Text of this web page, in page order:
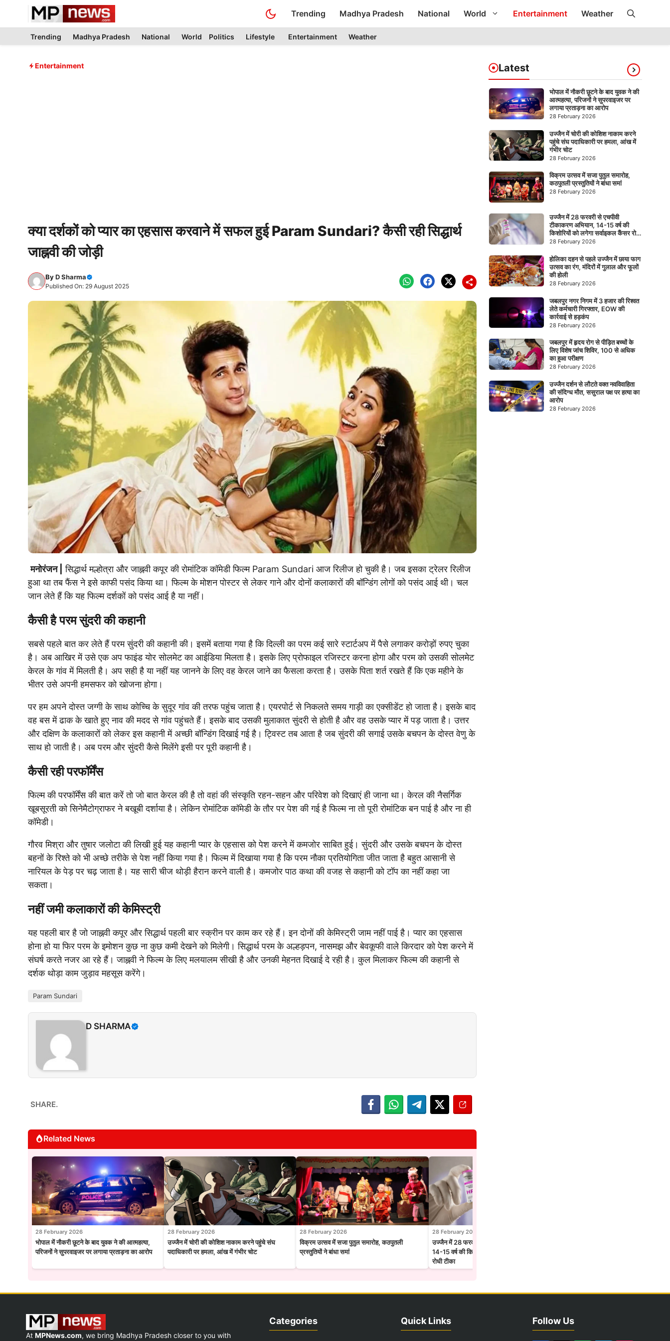
content
Trending Madhya Pradesh National World Entertainment Weather
Trending Madhya Pradesh National World Politics Lifestyle Entertainment Weather
Entertainment
क्या दर्शकों को प्यार का एहसास करवाने में सफल हुई Param Sundari? कैसी रही सिद्धार्थ
जाह्नवी की जोड़ी
ByD Sharma
Published On: 29 August 2025
मनोरंजन |
सिद्धार्थ मल्होत्रा और जाह्नवी कपूर की रोमांटिक कॉमेडी फिल्म Param Sundari आज रिलीज हो चुकी है। जब इसका ट्रेलर रिलीज
हुआ था तब फैंस ने इसे काफी पसंद किया था। फिल्म के मोशन पोस्टर से लेकर गाने और दोनों कलाकारों की बॉन्डिंग लोगों को पसंद आई थी। चल
जान लेते हैं कि यह फिल्म दर्शकों को पसंद आई है या नहीं।
कैसी है परम सुंदरी की कहानी
सबसे पहले बात कर लेते हैं परम सुंदरी की कहानी की। इसमें बताया गया है कि दिल्ली का परम कई सारे स्टार्टअप में पैसे लगाकर करोड़ों रुपए चुका
है। अब आखिर में उसे एक अप फाइंड योर सोलमेट का आईडिया मिलता है। इसके लिए प्रोफाइल रजिस्टर करना होगा और परम को उसकी सोलमेट
केरल के गांव में मिलती है। अप सही है या नहीं यह जानने के लिए वह केरल जाने का फैसला करता है। उसके पिता शर्त रखते हैं कि एक महीने के
भीतर उसे अपनी हमसफर को खोजना होगा।
पर हम अपने दोस्त जग्गी के साथ कोच्चि के सुदूर गांव की तरफ पहुंच जाता है। एयरपोर्ट से निकलते समय गाड़ी का एक्सीडेंट हो जाता है। इसके बाद
वह बस में ढाक के खाते हुए नाव की मदद से गांव पहुंचते हैं। इसके बाद उसकी मुलाकात सुंदरी से होती है और वह उसके प्यार में पड़ जाता है। उत्तर
और दक्षिण के कलाकारों को लेकर इस कहानी में अच्छी बॉन्डिंग दिखाई गई है। ट्विस्ट तब आता है जब सुंदरी की सगाई उसके बचपन के दोस्त वेणु के
साथ हो जाती है। अब परम और सुंदरी कैसे मिलेंगे इसी पर पूरी कहानी है।
कैसी रही परफॉर्मेंस
फिल्म की परफॉर्मेंस की बात करें तो जो बात केरल की है तो वहां की संस्कृति रहन-सहन और परिवेश को दिखाएं ही जाना था। केरल की नैसर्गिक
खूबसूरती को सिनेमैटोग्राफर ने बखूबी दर्शाया है। लेकिन रोमांटिक कॉमेडी के तौर पर पेश की गई है फिल्म ना तो पूरी रोमांटिक बन पाई है और ना ही
कॉमेडी।
गौरव मिश्रा और तुषार जलोटा की लिखी हुई यह कहानी प्यार के एहसास को पेश करने में कमजोर साबित हुई। सुंदरी और उसके बचपन के दोस्त
बहनों के रिश्ते को भी अच्छे तरीके से पेश नहीं किया गया है। फिल्म में दिखाया गया है कि परम नौका प्रतियोगिता जीत जाता है बहुत आसानी से
नारियल के पेड़ पर चढ़ जाता है। यह सारी चीज थोड़ी हैरान करने वाली है। कमजोर पाठ कथा की वजह से कहानी को टॉप का नहीं कहा जा
सकता।
नहीं जमी कलाकारों की केमिस्ट्री
यह पहली बार है जो जाह्नवी कपूर और सिद्धार्थ पहली बार स्क्रीन पर काम कर रहे हैं। इन दोनों की केमिस्ट्री जाम नहीं पाई है। प्यार का एहसास
होना हो या फिर परम के इमोशन कुछ ना कुछ कमी देखने को मिलेगी। सिद्धार्थ परम के अल्हड़पन, नासमझ और बेवकूफी वाले किरदार को पेश करने में
संघर्ष करते नजर आ रहे हैं। जाह्नवी ने फिल्म के लिए मलयालम सीखी है और उनकी मेहनत दिखाई दे रही है। कुल मिलाकर फिल्म की कहानी से
दर्शक थोड़ा काम जुड़ाव महसूस करेंगे।
Param Sundari
D SHARMA
SHARE.
Related News
28 February 2026
भोपाल में नौकरी छूटने के बाद युवक ने की आत्महत्या,
परिजनों ने सुपरवाइजर पर लगाया प्रताड़ना का आरोप
28 February 2026
उज्जैन में चोरी की कोशिश नाकाम करने पहुंचे संघ
पदाधिकारी पर हमला, आंख में गंभीर चोट
28 February 2026
विक्रम उत्सव में सजा पुतुल समारोह, कठपुतली
प्रस्तुतियों ने बांधा समां
28 February 2026
उज्जैन में 28 फरवरी से एचपीवी टीकाकरण अभियान,
14-15 वर्ष की किशोरियों को लगेगा सर्वाइकल कैंसर
रोधी टीका
Latest
भोपाल में नौकरी छूटने के बाद युवक ने की
आत्महत्या, परिजनों ने सुपरवाइजर पर
लगाया प्रताड़ना का आरोप
28 February 2026
उज्जैन में चोरी की कोशिश नाकाम करने
पहुंचे संघ पदाधिकारी पर हमला, आंख में
गंभीर चोट
28 February 2026
विक्रम उत्सव में सजा पुतुल समारोह,
कठपुतली प्रस्तुतियों ने बांधा समां
28 February 2026
उज्जैन में 28 फरवरी से एचपीवी
टीकाकरण अभियान, 14-15 वर्ष की
किशोरियों को लगेगा सर्वाइकल कैंसर रोधी
टीका
28 February 2026
होलिका दहन से पहले उज्जैन में छाया फाग
उत्सव का रंग, मंदिरों में गुलाल और फूलों
की होली
28 February 2026
जबलपुर नगर निगम में 3 हजार की रिश्वत
लेते कर्मचारी गिरफ्तार, EOW की
कार्रवाई से हड़कंप
28 February 2026
जबलपुर में हृदय रोग से पीड़ित बच्चों के
लिए विशेष जांच शिविर, 100 से अधिक
का हुआ परीक्षण
28 February 2026
उज्जैन दर्शन से लौटते वक्त नवविवाहिता
की संदिग्ध मौत, ससुराल पक्ष पर हत्या का
आरोप
28 February 2026
At MPNews.com, we bring Madhya Pradesh closer to you with
Categories Quick Links Follow Us